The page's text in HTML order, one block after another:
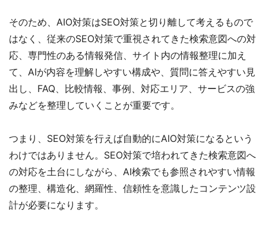
そのため、AIO対策はSEO対策と切り離して考えるもので
はなく、従来のSEO対策で重視されてきた検索意図への対
応、専門性のある情報発信、サイト内の情報整理に加え
て、AIが内容を理解しやすい構成や、質問に答えやすい見
出し、FAQ、比較情報、事例、対応エリア、サービスの強
みなどを整理していくことが重要です。
つまり、SEO対策を行えば自動的にAIO対策になるという
わけではありません。SEO対策で培われてきた検索意図へ
の対応を土台にしながら、AI検索でも参照されやすい情報
の整理、構造化、網羅性、信頼性を意識したコンテンツ設
計が必要になります。